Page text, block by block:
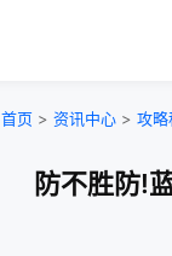
首页 > 资讯中心 > 攻略
防不胜防!